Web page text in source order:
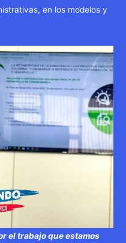
en los modelos y
el trabajo que estamos